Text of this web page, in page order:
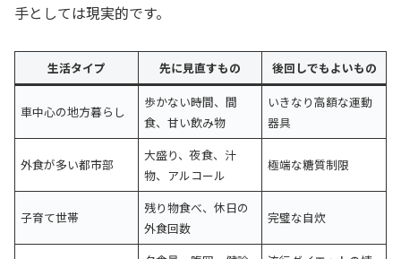
手としては現実的です。
生活タイプ 先に見直すもの 後回しでもよいもの
車中心の地方暮らし
歩かない時間、間
食、甘い飲み物
いきなり高額な運動
器具
外食が多い都市部
大盛り、夜食、汁
物、アルコール
極端な糖質制限
子育て世帯
残り物食べ、休日の
外食回数
完璧な自炊